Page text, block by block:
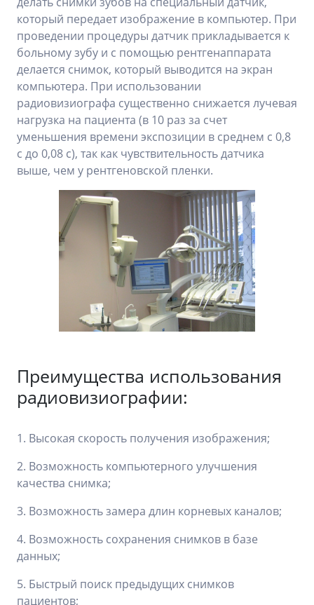
который передает изображение в компьютер. При
проведении процедуры датчик прикладывается к
больному зубу и с помощью рентгенаппарата
делается снимок, который выводится на экран
компьютера. При использовании
радиовизиографа существенно снижается лучевая
нагрузка на пациента (в 10 раз за счет
уменьшения времени экспозиции в среднем с 0,8
с до 0,08 с), так как чувствительность датчика
выше, чем у рентгеновской пленки.
Преимущества использования
радиовизиографии:
1. Высокая скорость получения изображения;
2. Возможность компьютерного улучшения
качества снимка;
3. Возможность замера длин корневых каналов;
4. Возможность сохранения снимков в базе
данных;
5. Быстрый поиск предыдущих снимков
пациентов;